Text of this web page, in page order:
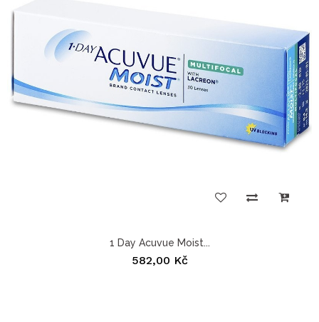
1 Day Acuvue Moist...
582,00 Kč